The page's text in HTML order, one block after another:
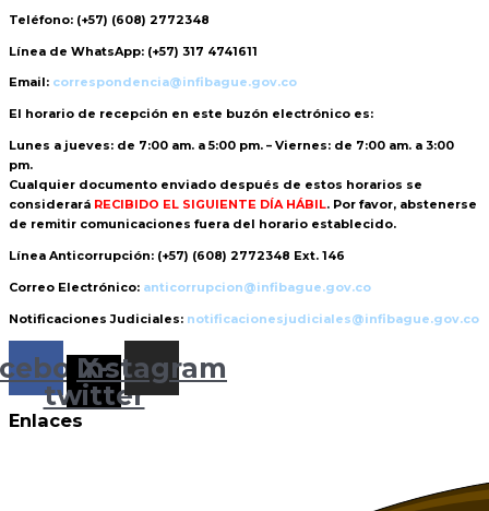
Teléfono: (+57) (608) 2772348
Línea de WhatsApp: (+57) 317 4741611
Email: correspondencia@infibague.gov.co
El horario de recepción en este buzón electrónico es:
Lunes a jueves: de 7:00 am. a 5:00 pm. – Viernes: de 7:00 am. a 3:00
pm.
Cualquier documento enviado después de estos horarios se
considerará RECIBIDO EL SIGUIENTE DÍA HÁBIL. Por favor, abstenerse
de remitir comunicaciones fuera del horario establecido.
Línea Anticorrupción: (+57) (608) 2772348 Ext. 146
Correo Electrónico: anticorrupcion@infibague.gov.co
Notificaciones Judiciales: notificacionesjudiciales@infibague.gov.co
X-
twitter
Instagram
Enlaces